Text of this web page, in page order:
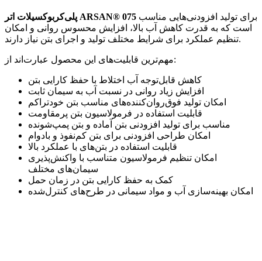
پلی‌کربوکسیلات اتر ARSAN® 075 برای تولید افزودنی‌هایی مناسب
است که به قدرت کاهش آب بالا، افزایش محسوس روانی و امکان
تنظیم عملکرد برای شرایط مختلف تولید و اجرای بتن نیاز دارند.
مهم‌ترین قابلیت‌های این محصول عبارت‌اند از:
کاهش قابل‌توجه آب اختلاط با حفظ کارایی بتن
افزایش زیاد روانی در نسبت آب به سیمان ثابت
امکان تولید فوق‌روان‌کننده‌های مناسب بتن خودتراکم
قابلیت استفاده در فرمولاسیون بتن پرمقاومت
مناسب برای تولید افزودنی بتن آماده و بتن پمپ‌شونده
امکان طراحی افزودنی برای بتن کم‌نفوذ و بادوام
قابلیت استفاده در بتن‌های با عملکرد بالا
امکان تنظیم فرمولاسیون متناسب با واکنش‌پذیری
سیمان‌های مختلف
کمک به حفظ کارایی بتن در زمان حمل
امکان بهینه‌سازی آب و مواد سیمانی در طرح‌های کنترل‌شده